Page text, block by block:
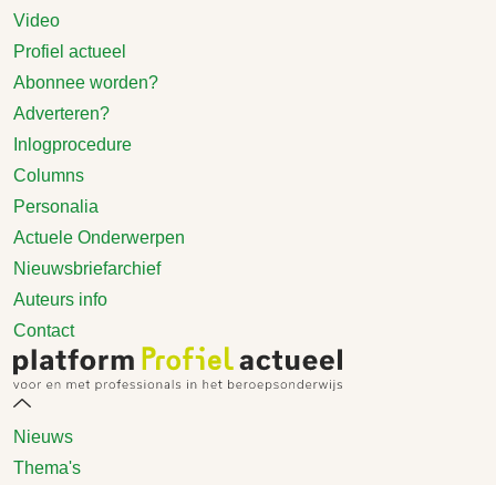
Video
Profiel actueel
Abonnee worden?
Adverteren?
Inlogprocedure
Columns
Personalia
Actuele Onderwerpen
Nieuwsbriefarchief
Auteurs info
Contact
Nieuws
Thema's